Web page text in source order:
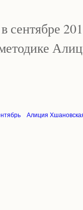
сентябре
Алиция